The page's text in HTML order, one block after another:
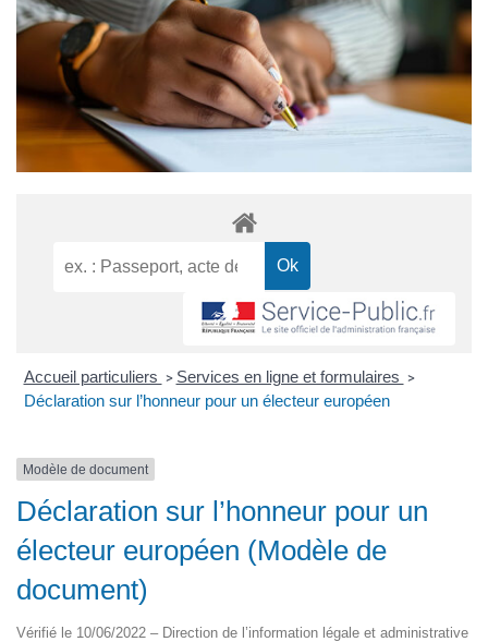
Accueil particuliers > Services en ligne et formulaires >
Déclaration sur l’honneur pour un électeur européen
Modèle de document
Déclaration sur l’honneur pour un
électeur européen (Modèle de
document)
Vérifié le 10/06/2022 – Direction de l’information légale et administrative